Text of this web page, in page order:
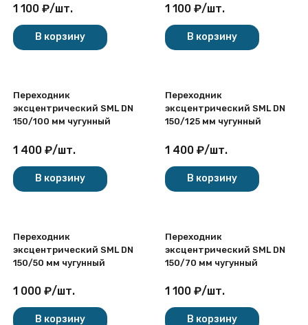
1 100 ₽/шт.
В корзину
1 100 ₽/шт.
В корзину
Переходник
эксцентрический SML DN
150/100 мм чугунный
1 400 ₽/шт.
В корзину
Переходник
эксцентрический SML DN
150/125 мм чугунный
1 400 ₽/шт.
В корзину
Переходник
эксцентрический SML DN
150/50 мм чугунный
1 000 ₽/шт.
В корзину
Переходник
эксцентрический SML DN
150/70 мм чугунный
1 100 ₽/шт.
В корзину